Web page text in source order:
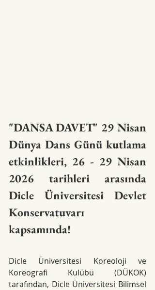
"DANSA DAVET" 29 Nisan
Dünya Dans Günü kutlama
etkinlikleri, 26 - 29 Nisan
2026 tarihleri arasında
Dicle Üniversitesi Devlet
Konservatuvarı
kapsamında!
Dicle Üniversitesi Koreoloji ve
Koreografi Kulübü (DÜKOK)
tarafından, Dicle Üniversitesi Bilimsel